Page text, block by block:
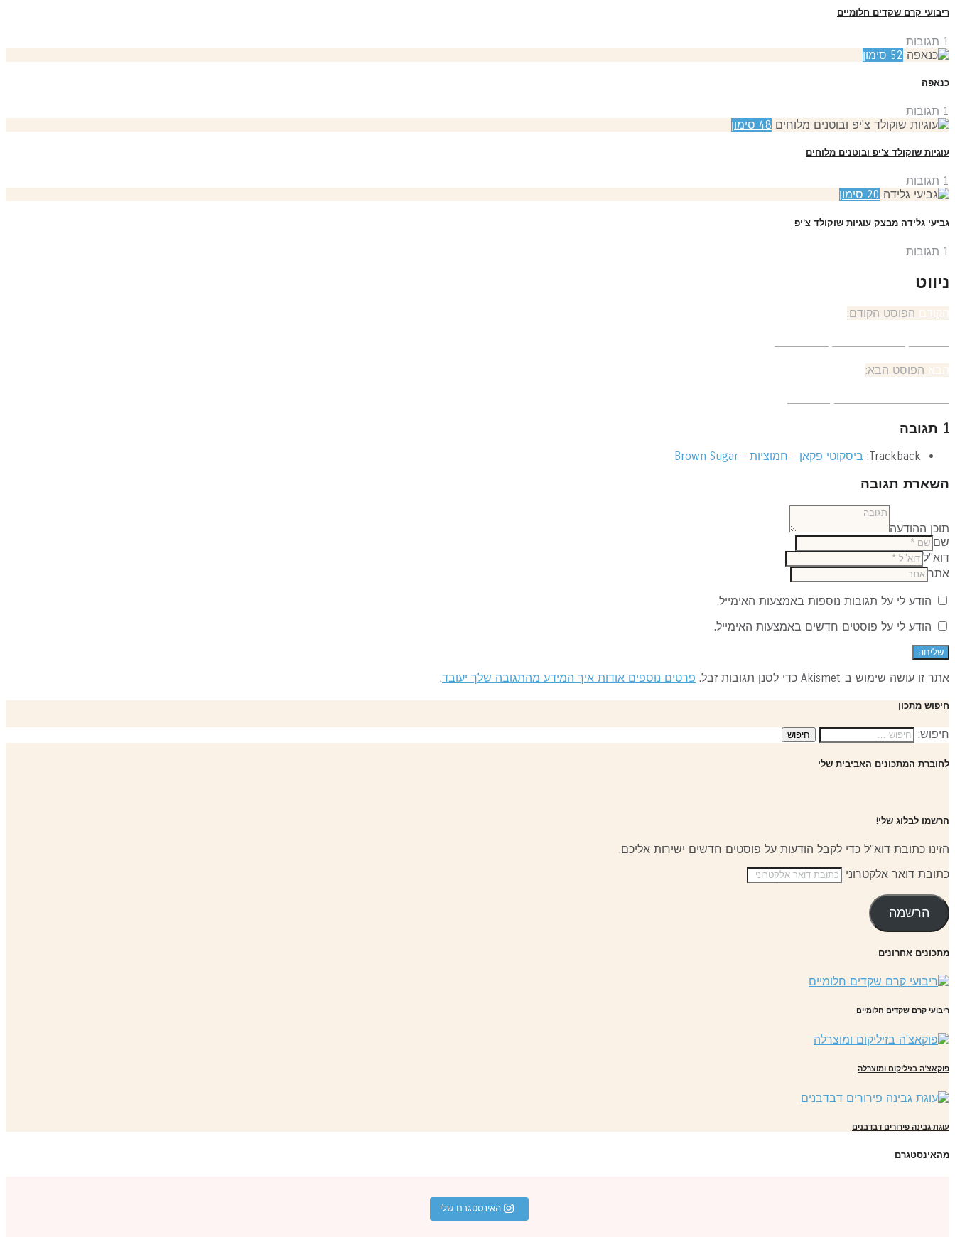
ריבועי קרם שקדים חלומיים
1 תגובות
52 סימון
כנאפה
1 תגובות
48 סימון
עוגיות שוקולד צ'יפ ובוטנים מלוחים
1 תגובות
20 סימון
גביעי גלידה מבצק עוגיות שוקולד צ'יפ
1 תגובות
ניווט
הקודם הפוסט הקודם:
הבא הפוסט הבא:
1 תגובה
Trackback: ביסקוטי פקאן – חמוציות – Brown Sugar
השארת תגובה
תוכן ההודעה
שם
דוא"ל
אתר
הודע לי על תגובות נוספות באמצעות האימייל.
הודע לי על פוסטים חדשים באמצעות האימייל.
אתר זו עושה שימוש ב-Akismet כדי לסנן תגובות זבל. פרטים נוספים אודות איך המידע מהתגובה שלך יעובד.
חיפוש מתכון
חיפוש:
לחוברת המתכונים האביבית שלי
הרשמו לבלוג שלי!
הזינו כתובת דוא"ל כדי לקבל הודעות על פוסטים חדשים ישירות אליכם.
כתובת דואר אלקטרוני
הרשמה
מתכונים אחרונים
ריבועי קרם שקדים חלומיים
פוקאצ'ה בזיליקום ומוצרלה
עוגת גבינה פירורים דבדבנים
מהאינסטגרם
האינסטגרם שלי